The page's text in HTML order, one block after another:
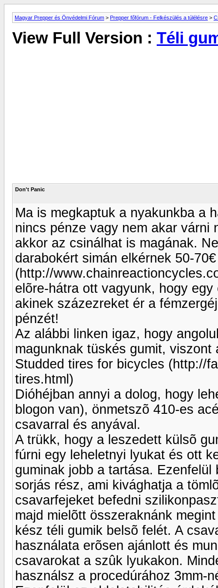
Magyar Prepper és Önvédelmi Fórum > Prepper főfórum - Felkészülés a túlélésre >
View Full Version : Téli
Don't Panic
Ma is megkaptuk a nyakunkba a
nincs pénze vagy nem akar várni
akkor az csinálhat is magának.
darabokért simán elkérnek 50-70€
(http://
elõre-hátra ott vagyunk, hogy
akinek százezreket ér a
pénzét!
Az alábbi linken igaz, hogy
magunknak tüskés gumit,
Studded tires for bicycles (http://
tires.html)
Dióhéjban annyi a dolog, hogy
blogon van), önmetszõ 410-es
csavarral és anyával.
A trükk, hogy a leszedett külsõ
fúrni egy leheletnyi lyukat és ott
guminak jobb a tartása.
sorjás rész, ami kivághatja a
csavarfejeket befedni
majd mielõtt összeraknánk
kész téli gumik belsõ felét. A
használata erõsen ajánlott és
csavarokat a szûk lyukakon.
használsz a procedúrához 3mm-